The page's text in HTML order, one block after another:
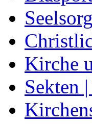
Kirche
Sekten